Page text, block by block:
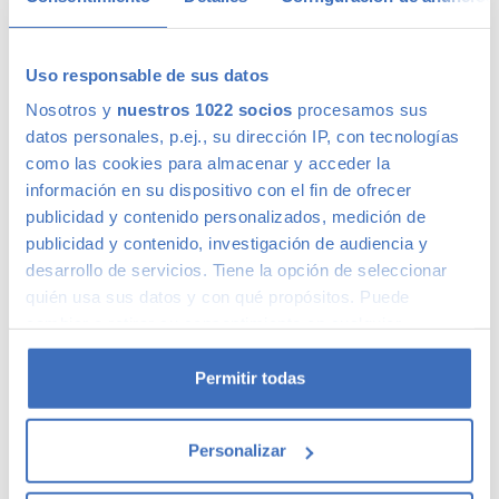
Uso responsable de sus datos
Nosotros y nuestros 1022 socios procesamos sus
datos personales, p.ej., su dirección IP, con tecnologías
como las cookies para almacenar y acceder la
información en su dispositivo con el fin de ofrecer
publicidad y contenido personalizados, medición de
publicidad y contenido, investigación de audiencia y
desarrollo de servicios. Tiene la opción de seleccionar
quién usa sus datos y con qué propósitos. Puede
momento desde la Declaración de cookies o clicando en
el Menú de consentimiento.
Recopilar información sobre su ubicación
geográfica que puede tener una precisión de varios
Permitir todas
Personalizar
Calidad Canalcar
Compra con total tranquilidad, sólo 1 de cada 4 coches
acaba siendo un coche Canalcar.Saber más